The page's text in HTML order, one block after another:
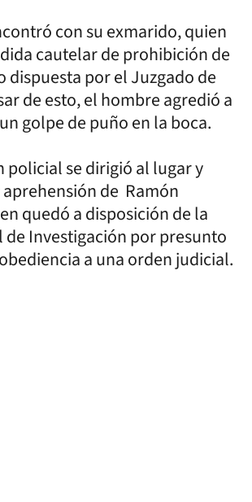
con su exmarido, quien
cautelar de prohibición de
dispuesta por el Juzgado de
de esto, el hombre agredió a
golpe de puño en la boca.
policial se dirigió al lugar y
de Ramón
quedó a disposición de la
de Investigación por presunto
a una orden judicial.